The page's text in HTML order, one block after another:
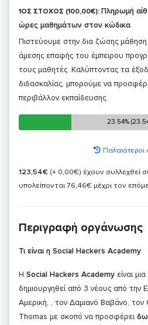
1ΟΣ ΣΤΟΧΟΣ (100,00€): Πληρωμή
ώρες μαθημάτων στον κώδικα
Πιστεύουμε στην δια ζώσης μάθηση
άμεσης επαφής του έμπειρου
τους μαθητές. Καλύπτοντας τα
διδασκαλίας, μπορούμε να
περιβάλλον εκπαίδευσης.
23.54%
23.54%
Παλαιότεροι
123,54€ (+ 0,00€) έχουν συλλεχθεί
υπολείπονται 76,46€ μέχρι τον
Περιγραφή οργάνωσης
Τι είναι η Social Hackers Academy
Η Social Hackers Academy είναι
δημιουργηθεί από 3 νέους από την
Αμερική, , τον Δαμιανό Βαβάνο,
Thomas με σκοπό να προσφέρει